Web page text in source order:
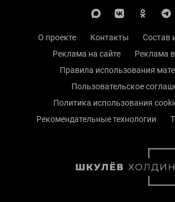
О проекте Контакты
Состав
Реклама на сайте
Реклама
Правила использования
Пользовательское
Политика использования
Рекомендательные технологии